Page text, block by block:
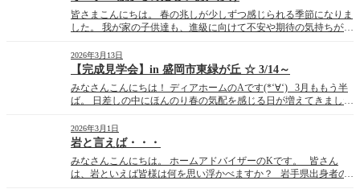
皆さまこんにちは。 春の兆しが少しずつ感じられる季節になりま
した。 我が家の子供達も、進級に向けて不安や期待の気持ちが交
のは同じですね。 さて、先日オーナー様とお話をさせていただ
いていた時のこと。 懐かしいお話、最近のお話で楽しく過ごして
2026年3月13日
【完成見学会】in 盛岡市東緑が丘 ☆ 3/14～
みなさんこんにちは！ ディアホームのAです(*‘∀‘) 3月ももう半
ば。 日差しの中にほんのり春の気配を感じる日が増えてきました
≪何を着たらいいかわからない問題期≫到来です😥 そんな季節
の変わり目に、 […]
2026年3月1日
岩と言えば・・・
みなさんこんにちは。 ホームアドバイザーのKです。 皆さん
は、岩といえば皆様は何を思い浮かべますか？ 岩手県出身者の